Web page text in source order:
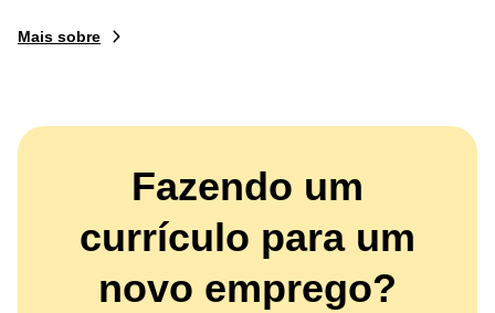
Mais sobre
Fazendo um
currículo para um
novo emprego?